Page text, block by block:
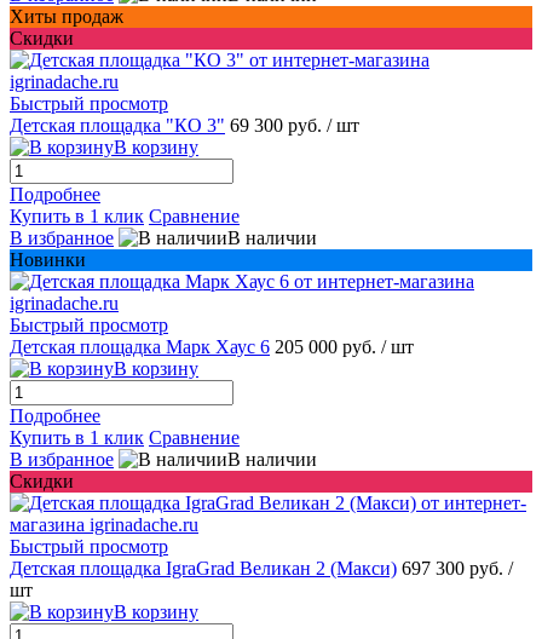
Хиты продаж
Скидки
Быстрый просмотр
Детская площадка "КО 3" 69 300 руб. / шт
В корзину
Подробнее
Купить в 1 клик Сравнение
В избранное
В наличии
Новинки
Быстрый просмотр
Детская площадка Марк Хаус 6 205 000 руб. / шт
В корзину
Подробнее
Купить в 1 клик Сравнение
В избранное
В наличии
Скидки
Быстрый просмотр
Детская площадка IgraGrad Великан 2 (Макси) 697 300 руб. /
шт
В корзину